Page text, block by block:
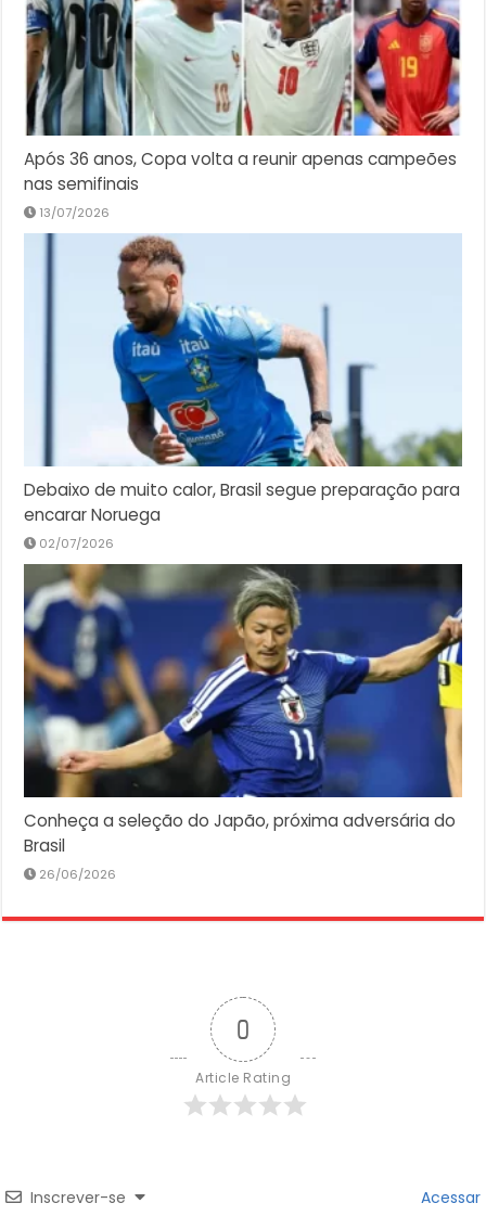
Após 36 anos, Copa volta a reunir apenas campeões
nas semifinais
13/07/2026
Debaixo de muito calor, Brasil segue preparação para
encarar Noruega
02/07/2026
Conheça a seleção do Japão, próxima adversária do
Brasil
26/06/2026
0
Article Rating
Inscrever-se Acessar